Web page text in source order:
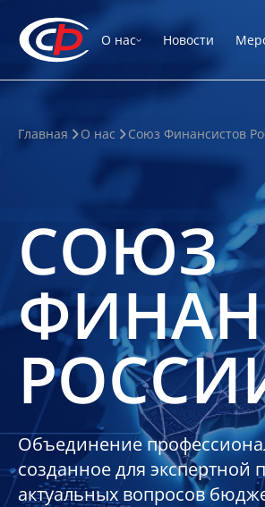
О нас Новости
Главная О нас Союз Финансистов
СОЮЗ
Объединение
созданное для
актуальных вопросов